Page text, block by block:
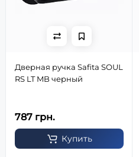
Дверная ручка Safita SOUL
RS LT MB черный
787 грн.
Купить